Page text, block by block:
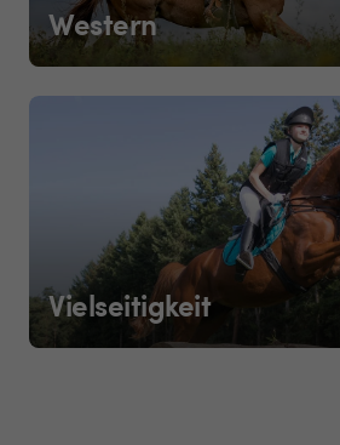
Western
Vielseitigkeit